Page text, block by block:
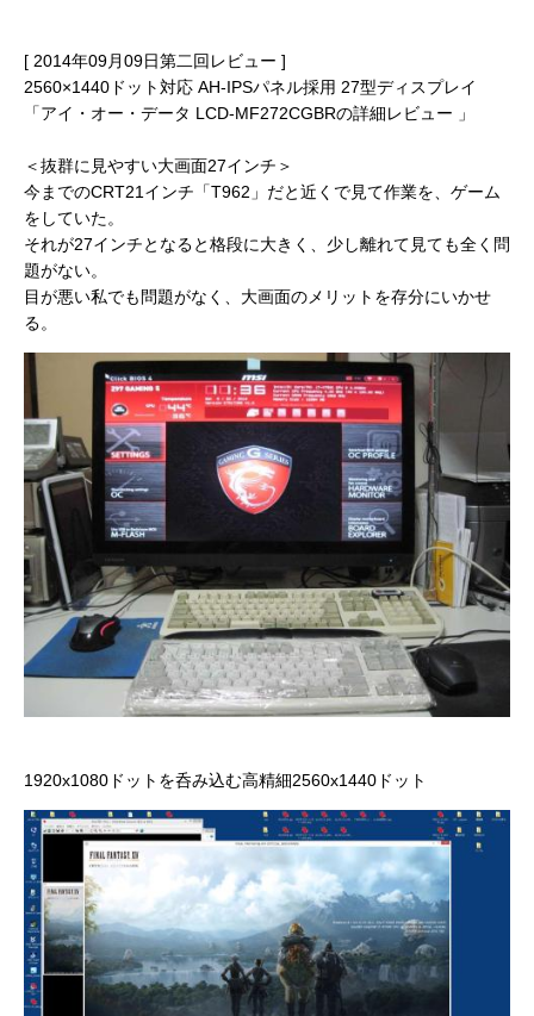
[ 2014年09月09日第二回レビュー ]
2560×1440ドット対応 AH-IPSパネル採用 27型ディスプレイ
「アイ・オー・データ LCD-MF272CGBRの詳細レビュー 」
＜抜群に見やすい大画面27インチ＞
今までのCRT21インチ「T962」だと近くで見て作業を、ゲーム
をしていた。
それが27インチとなると格段に大きく、少し離れて見ても全く問
題がない。
目が悪い私でも問題がなく、大画面のメリットを存分にいかせ
る。
1920x1080ドットを呑み込む高精細2560x1440ドット